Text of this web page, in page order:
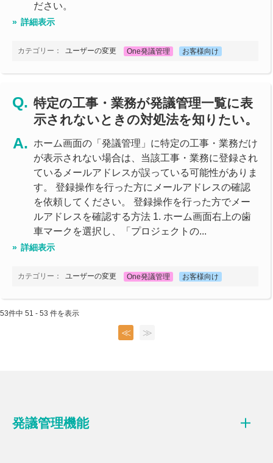
ださい。
詳細表示
カテゴリー： ユーザーの変更 One発議管理 お客様向け
特定の工事・業務が発議管理一覧に表
示されないときの対処法を知りたい。
ホーム画面の「発議管理」に特定の工事・業務だけ
が表示されない場合は、当該工事・業務に登録され
ているメールアドレスが誤っている可能性がありま
す。 登録操作を行った方にメールアドレスの確認
を依頼してください。 登録操作を行った方でメー
ルアドレスを確認する方法 1. ホーム画面右上の歯
車マークを選択し、「プロジェクトの...
詳細表示
カテゴリー： ユーザーの変更 One発議管理 お客様向け
53件中 51 - 53 件を表示
≪ ≫
発議管理機能